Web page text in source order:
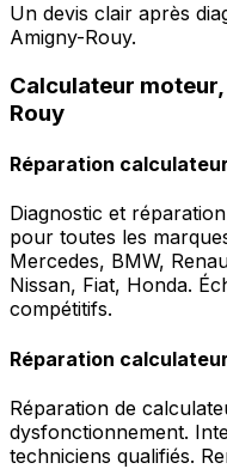
Un devis clair après
Amigny-Rouy.
Calculateur moteur,
Rouy
Réparation
Diagnostic et
pour toutes les
Mercedes, BMW,
Nissan, Fiat, Honda.
compétitifs.
Réparation
Réparation de
dysfonctionnement.
techniciens qualifiés.